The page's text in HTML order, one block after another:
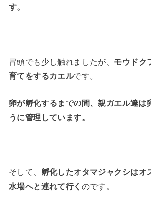
す。
冒頭でも少し触れましたが、 モウドク
育てをするカエルです。
卵が孵化するまでの間、親ガエル達は
うに管理しています。
そして、 孵化したオタマジャクシはオ
水場へと連れて行く のです。